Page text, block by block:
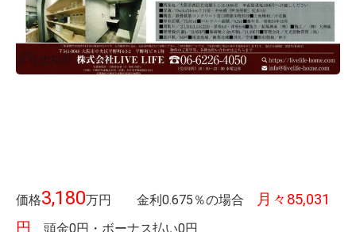
価格3,180万円 金利0.675％の場合
月々85,031
円
頭金0円・ボーナス払い0円